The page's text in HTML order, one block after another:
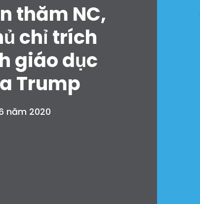
thăm NC,
chỉ trích
giáo dục
Trump
năm 2020